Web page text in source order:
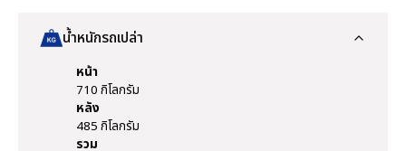
น้ำหนักรถเปล่า
หน้า
710 กิโลกรัม
หลัง
485 กิโลกรัม
รวม